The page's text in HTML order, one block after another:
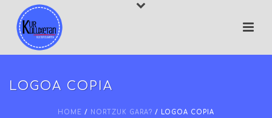
LOGOA COPIA
HOME / NORTZUK GARA? / LOGOA COPIA